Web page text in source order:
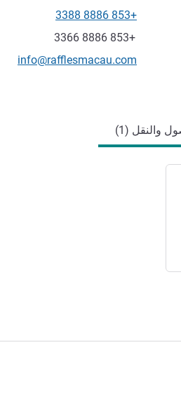
الهاتف
+853 8886 3388
فاكس
+853 8886 3366
تواصل معنا عبر البريد
info@rafflesmacau.com
والنقل (1)